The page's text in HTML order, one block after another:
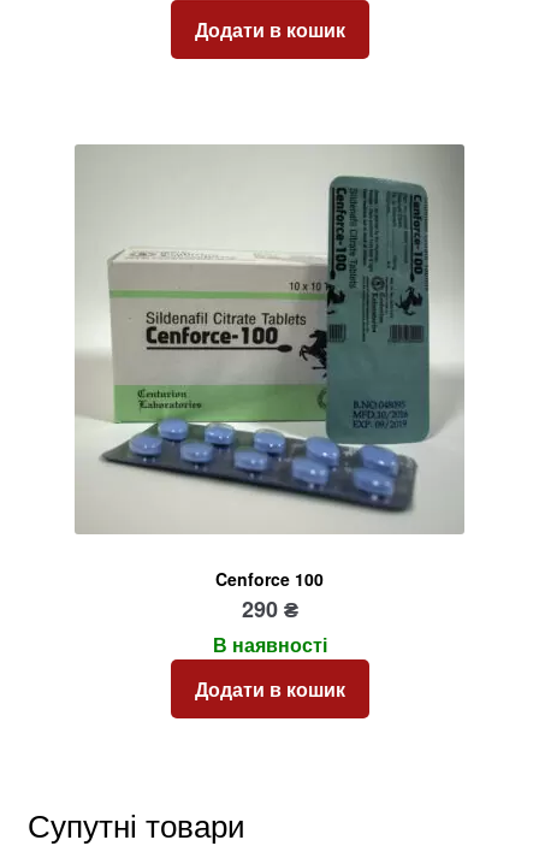
Додати в кошик
Cenforce 100
290₴
В наявності
Додати в кошик
Супутні товари